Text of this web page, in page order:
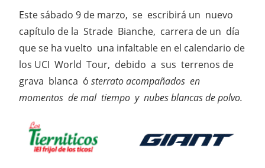
Este sábado 9 de marzo, se escribirá un nuevo
capítulo de la Strade Bianche, carrera de un día
que se ha vuelto una infaltable en el calendario de
los UCI World Tour, debido a sus terrenos de
grava blanca ó sterrato acompañados en
momentos de mal tiempo y nubes blancas de polvo.